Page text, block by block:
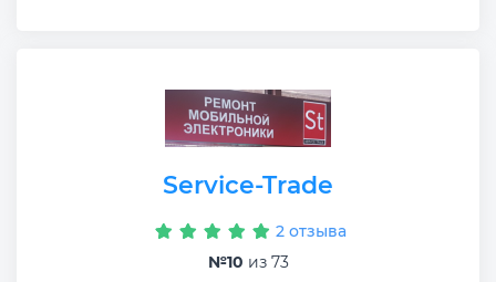
Service-Trade
2 отзыва
№10 из 73